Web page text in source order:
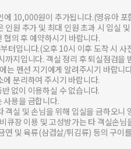
에 10,000원이 추가됩니다.(영유아 포
인원 추가 및 최대 인원 초과 시 입실
협의 후 예약하시기 바랍니다.
터입니다.(오후 10시 이후 도착 시
까지입니다. 객실 정리 후 퇴실점검을
는 펜션 지기에게 알려주시기 바랍니
분리하여 주시기 바랍니다.
없이 이용하실 수 없습니다.
사용을 금합니다.
객실 및 손님을 위해 입실을 금하오니
큐장 이용 및 고성방가는 타 객실손
연 및 육류(삼겹살/튀김류) 등의 구이